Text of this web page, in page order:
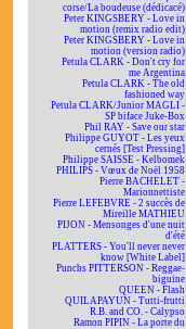
corse/La boudeuse (dédicacé)
Peter KINGSBERY - Love in
motion (remix radio edit)
Peter KINGSBERY - Love in
motion (version radio)
Petula CLARK - Don't cry for
me Argentina
Petula CLARK - The old
fashioned way
Petula CLARK/Junior MAGLI -
SP biface Juke-Box
Phil RAY - Save our star
Philippe GUYOT - Les yeux
cernés [Test Pressing]
Philippe SAISSE - Kelbomek
PHILIPS - Vœux de Noël 1958
Pierre BACHELET -
Marionnettiste
Pierre LEFEBVRE - 2 succès de
Mireille MATHIEU
PIJON - Mensonges d'une nuit
d'été
PLATTERS - You'll never never
know [White Label]
Punchs PITTERSON - Reggae-
biguine
QUEEN - Flash
QUILAPAYUN - Tutti-frutti
R.B. and CO. - Calypso
Ramon PIPIN - La porte du